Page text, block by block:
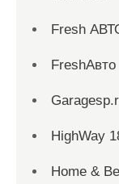
Fresh
FreshАвто
HighWay
Home &